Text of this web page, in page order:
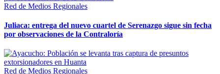
Red de Medios Regionales
Juliaca: entrega del nuevo cuartel de Serenazgo sigue sin fecha
por observaciones de la Contraloría
Red de Medios Regionales